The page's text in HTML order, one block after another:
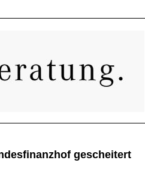
gescheitert